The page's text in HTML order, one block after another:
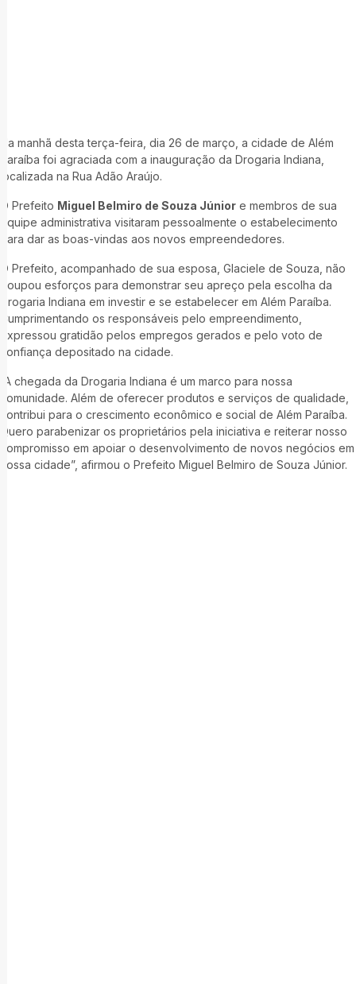
Na manhã desta terça-feira, dia 26 de março, a cidade de Além
Paraíba foi agraciada com a inauguração da Drogaria Indiana,
localizada na Rua Adão Araújo.
O Prefeito Miguel Belmiro de Souza Júnior e membros de sua
equipe administrativa visitaram pessoalmente o estabelecimento
para dar as boas-vindas aos novos empreendedores.
O Prefeito, acompanhado de sua esposa, Glaciele de Souza, não
poupou esforços para demonstrar seu apreço pela escolha da
Drogaria Indiana em investir e se estabelecer em Além Paraíba.
Cumprimentando os responsáveis pelo empreendimento,
expressou gratidão pelos empregos gerados e pelo voto de
confiança depositado na cidade.
“A chegada da Drogaria Indiana é um marco para nossa
comunidade. Além de oferecer produtos e serviços de qualidade,
contribui para o crescimento econômico e social de Além Paraíba.
Quero parabenizar os proprietários pela iniciativa e reiterar nosso
compromisso em apoiar o desenvolvimento de novos negócios em
nossa cidade”, afirmou o Prefeito Miguel Belmiro de Souza Júnior.